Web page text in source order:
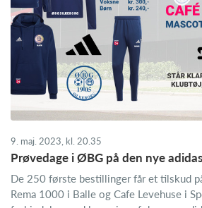
9. maj. 2023, kl. 20.35
Prøvedage i ØBG på den nye
De 250 første bestillinger får et tilskud
Rema 1000 i Balle og Cafe Levehuse i